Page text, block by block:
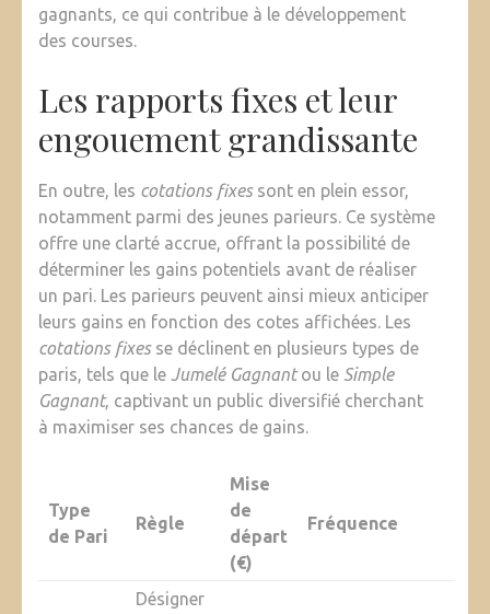
gagnants, ce qui contribue à le développement
des courses.
Les rapports fixes et leur
engouement grandissante
En outre, les cotations fixessont en plein essor,
notamment parmi des jeunes parieurs. Ce système
offre une clarté accrue, offrant la possibilité de
déterminer les gains potentiels avant de réaliser
un pari. Les parieurs peuvent ainsi mieux anticiper
leurs gains en fonction des cotes affichées. Les
cotations fixesse déclinent en plusieurs types de
paris, tels que le Jumelé Gagnantou le Simple
Gagnant, captivant un public diversifié cherchant
à maximiser ses chances de gains.
Type
de Pari
Règle
Mise
de
départ
(€)
Fréquence
Désigner